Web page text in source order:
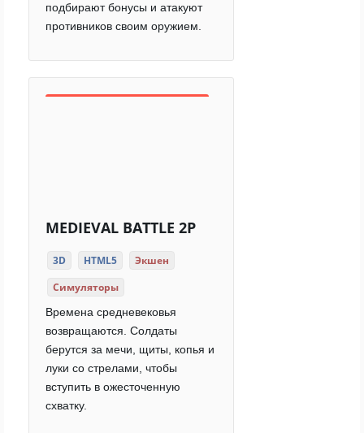
подбирают бонусы и атакуют
противников своим оружием.
MEDIEVAL BATTLE 2P
3D HTML5
Экшен
Симуляторы
Времена средневековья
возвращаются. Солдаты
берутся за мечи, щиты, копья и
луки со стрелами, чтобы
вступить в ожесточенную
схватку.